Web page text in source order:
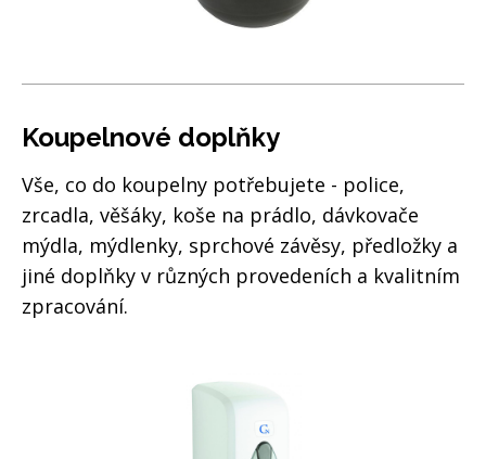
Koupelnové doplňky
Vše, co do koupelny potřebujete - police,
zrcadla, věšáky, koše na prádlo, dávkovače
mýdla, mýdlenky, sprchové závěsy, předložky a
jiné doplňky v různých provedeních a kvalitním
zpracování.